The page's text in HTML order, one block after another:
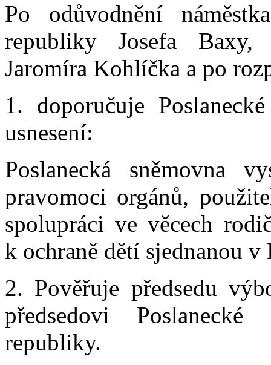
Po odůvodnění
republiky Josefa Baxy,
Jaromíra Kohlíčka a po
1. doporučuje
usnesení:
Poslanecká sněmovna
pravomoci orgánů,
spolupráci ve věcech
k ochraně dětí sjednanou
2. Pověřuje předsedu
předsedovi Poslanecké
republiky.